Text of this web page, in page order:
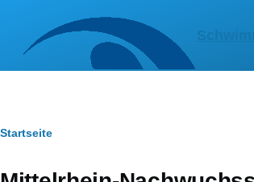
Pfadnavigation
Startseite